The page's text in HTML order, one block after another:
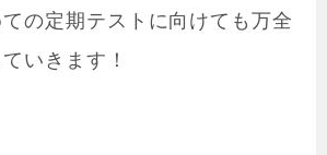
の定期テストに向けても万全
いきます！